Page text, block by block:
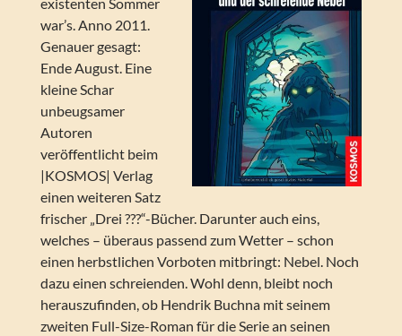
war’s. Anno 2011.
Genauer gesagt:
Ende August. Eine
kleine Schar
unbeugsamer
Autoren
veröffentlicht beim
|KOSMOS| Verlag
einen weiteren Satz
frischer „Drei ???“-Bücher. Darunter auch eins,
welches – überaus passend zum Wetter – schon
einen herbstlichen Vorboten mitbringt: Nebel. Noch
dazu einen schreienden. Wohl denn, bleibt noch
herauszufinden, ob Hendrik Buchna mit seinem
zweiten Full-Size-Roman für die Serie an seinen